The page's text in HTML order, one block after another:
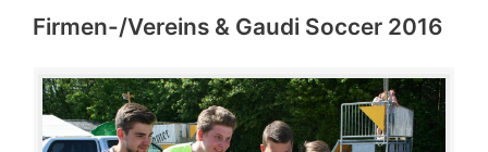
Firmen-/Vereins & Gaudi Soccer 2016